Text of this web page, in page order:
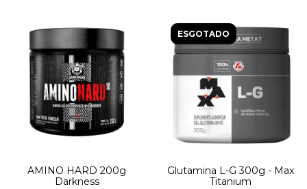
AMINO HARD 200g
Darkness
ESGOTADO
Glutamina L-G 300g - Max
Titanium